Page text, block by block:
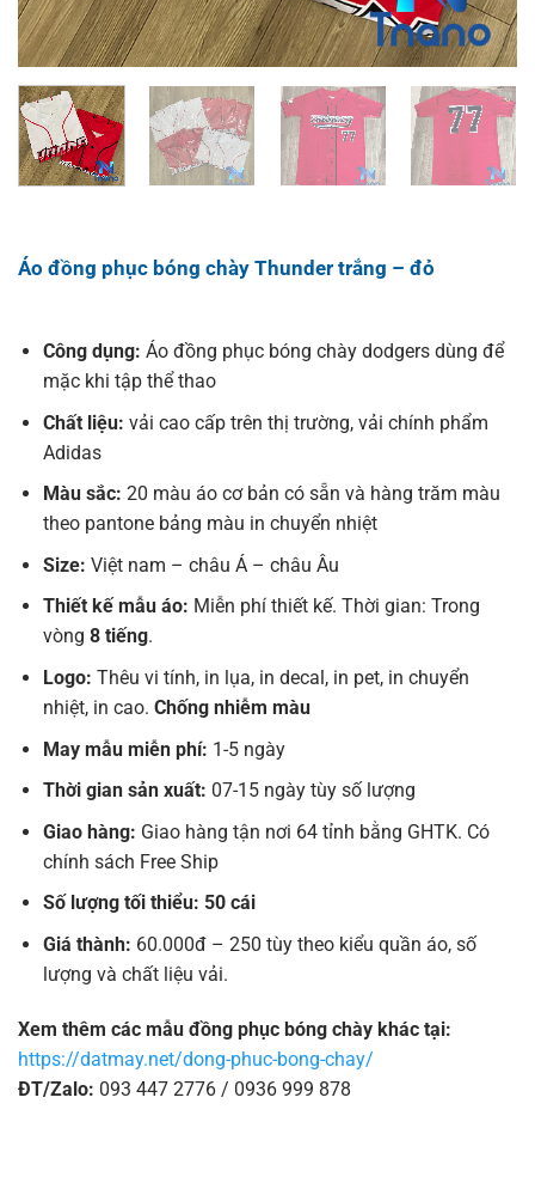
Áo đồng phục bóng chày Thunder trắng – đỏ
Công dụng: Áo đồng phục bóng chày dodgers dùng để
mặc khi tập thể thao
Chất liệu: vải cao cấp trên thị trường, vải chính phẩm
Adidas
Màu sắc: 20 màu áo cơ bản có sẵn và hàng trăm màu
theo pantone bảng màu in chuyển nhiệt
Size: Việt nam – châu Á – châu Âu
Thiết kế mẫu áo: Miễn phí thiết kế. Thời gian: Trong
vòng 8 tiếng.
Logo: Thêu vi tính, in lụa, in decal, in pet, in chuyển
nhiệt, in cao. Chống nhiễm màu
May mẫu miễn phí: 1-5 ngày
Thời gian sản xuất: 07-15 ngày tùy số lượng
Giao hàng: Giao hàng tận nơi 64 tỉnh bằng GHTK. Có
chính sách Free Ship
Số lượng tối thiểu: 50 cái
Giá thành: 60.000đ – 250 tùy theo kiểu quần áo, số
lượng và chất liệu vải.
Xem thêm các mẫu đồng phục bóng chày khác tại:
https://datmay.net/dong-phuc-bong-chay/
ĐT/Zalo: 093 447 2776 / 0936 999 878